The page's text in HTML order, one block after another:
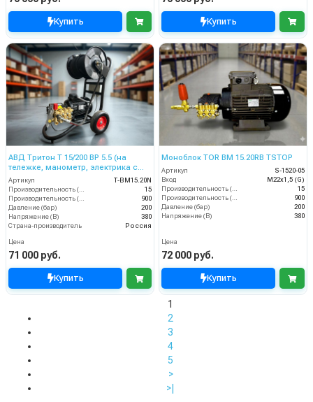
Купить Купить
АВД Тритон Т 15/200 BР 5.5 (на
тележке, манометр, электрика с
теплозащитой)
Артикул
Т-BM15.20N
Производительность (л/мин)
15
Производительность (л/ч)
900
Давление (бар)
200
Напряжение (В)
380
Страна-производитель
Россия
Цена
71 000 руб.
Купить
Моноблок TOR BM 15.20RB TSTOP
Артикул
S-1520-05
Вход
M22х1,5 (G)
Производительность (л/мин)
15
Производительность (л/ч)
900
Давление (бар)
200
Напряжение (В)
380
Цена
72 000 руб.
Купить
1
2
3
4
5
>
>|